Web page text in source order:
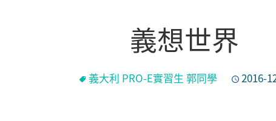
義想世界
義大利 PRO-E實習生 郭同學 2016-